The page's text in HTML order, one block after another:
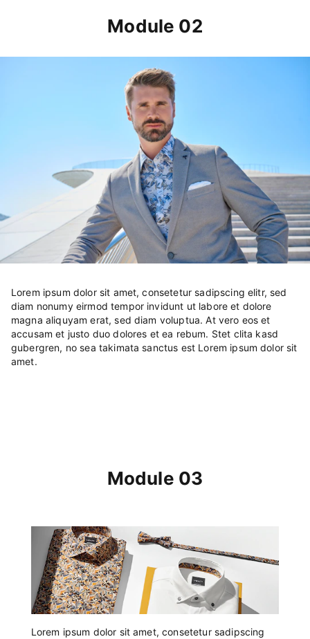
Module 02
Lorem ipsum dolor sit amet, consetetur sadipscing elitr, sed
diam nonumy eirmod tempor invidunt ut labore et dolore
magna aliquyam erat, sed diam voluptua. At vero eos et
accusam et justo duo dolores et ea rebum. Stet clita kasd
gubergren, no sea takimata sanctus est Lorem ipsum dolor sit
amet.
Module 03
Lorem ipsum dolor sit amet, consetetur sadipscing